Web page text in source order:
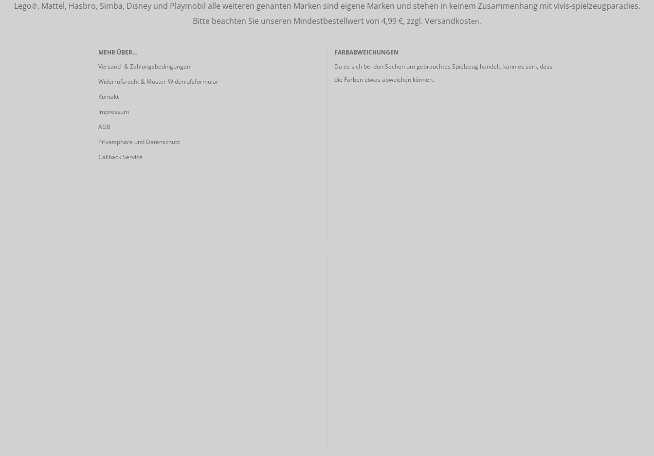
Lego℗, Mattel, Hasbro, Simba, Disney und Playmobil alle weiteren genanten Marken sind eigene Marken und stehen in keinem Zusammenhang mit vivis-spielzeugparadies.
Bitte beachten Sie unseren Mindestbestellwert von 4,99 €, zzgl. Versandkosten.
MEHR ÜBER...
Versand- & Zahlungsbedingungen
Widerrufsrecht & Muster-Widerrufsformular
Kontakt
Impressum
AGB
Privatsphäre und Datenschutz
Callback Service
FARBABWEICHUNGEN
Da es sich bei den Sachen um gebrauchtes Spielzeug handelt, kann es sein, dass
die Farben etwas abweichen können.